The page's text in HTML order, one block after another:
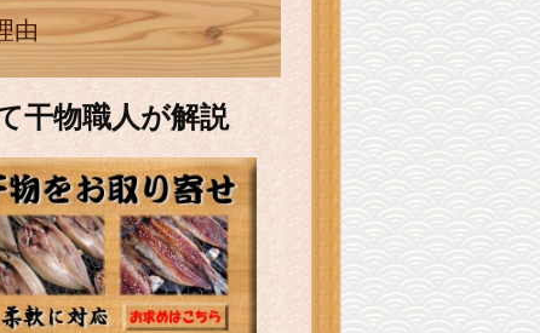
由
干物職人が解説